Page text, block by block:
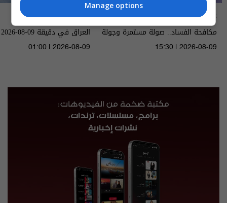
عشرين
مكافحة الفساد.. صولة مستمرة وجولة
قادمة - الحلقة ٥٥ | الموسم 5
15:30 | 2026-08-09
العراق في دقيقة
العراق في دقيقة 09-08-2026 | 2026
01:00 | 2026-08-09
Manage options